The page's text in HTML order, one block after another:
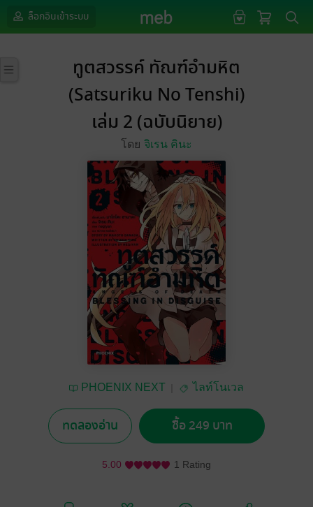
ล็อกอินเข้าระบบ
ทูตสวรรค์ ทัณฑ์อำมหิต
(Satsuriku No Tenshi)
เล่ม 2 (ฉบับนิยาย)
โดย จิเรน คินะ
PHOENIX NEXT ไลท์โนเวล
ทดลองอ่าน ซื้อ 249 บาท
5.00 1 Rating